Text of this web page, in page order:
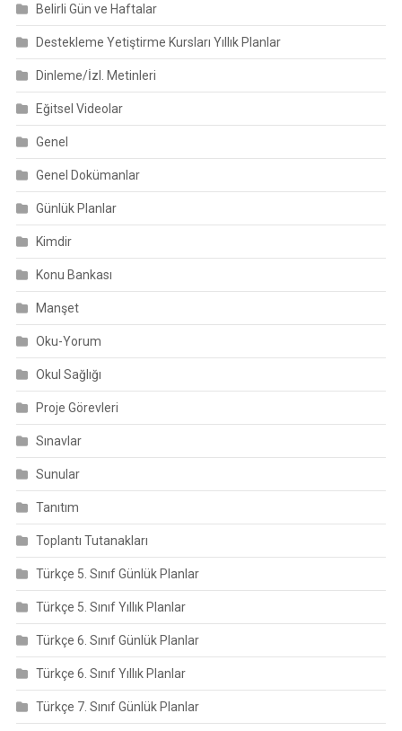
Belirli Gün ve Haftalar
Destekleme Yetiştirme Kursları Yıllık Planlar
Dinleme/İzl. Metinleri
Eğitsel Videolar
Genel
Genel Dokümanlar
Günlük Planlar
Kimdir
Konu Bankası
Manşet
Oku-Yorum
Okul Sağlığı
Proje Görevleri
Sınavlar
Sunular
Tanıtım
Toplantı Tutanakları
Türkçe 5. Sınıf Günlük Planlar
Türkçe 5. Sınıf Yıllık Planlar
Türkçe 6. Sınıf Günlük Planlar
Türkçe 6. Sınıf Yıllık Planlar
Türkçe 7. Sınıf Günlük Planlar